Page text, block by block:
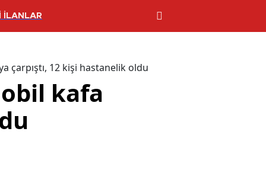
İLANLAR
çarpıştı, 12 kişi hastanelik oldu
kafa